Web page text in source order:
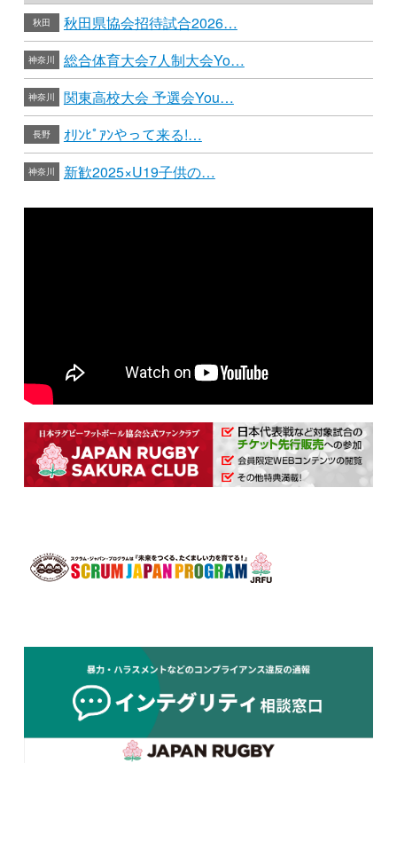
秋田 秋田県協会招待試合2026…
神奈川 総合体育大会7人制大会Yo…
神奈川 関東高校大会 予選会You…
長野 ｵﾘﾝﾋﾟｱﾝやって来る!…
神奈川 新歓2025×U19子供の…